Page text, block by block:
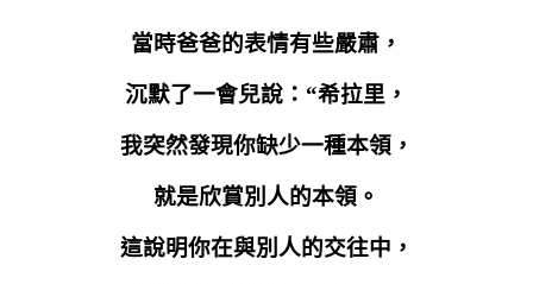
當時爸爸的表情有些嚴肅，
沉默了一會兒說：“希拉里，
我突然發現你缺少一種本領，
就是欣賞別人的本領。
這說明你在與別人的交往中，